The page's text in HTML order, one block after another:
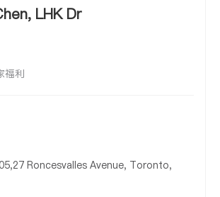
LHK Dr
福利
Roncesvalles Avenue, Toronto,